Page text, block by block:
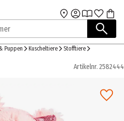
Zum Hauptinhalt
Puppen Kuscheltiere
Stofftiere
Artikelnr. 2582444